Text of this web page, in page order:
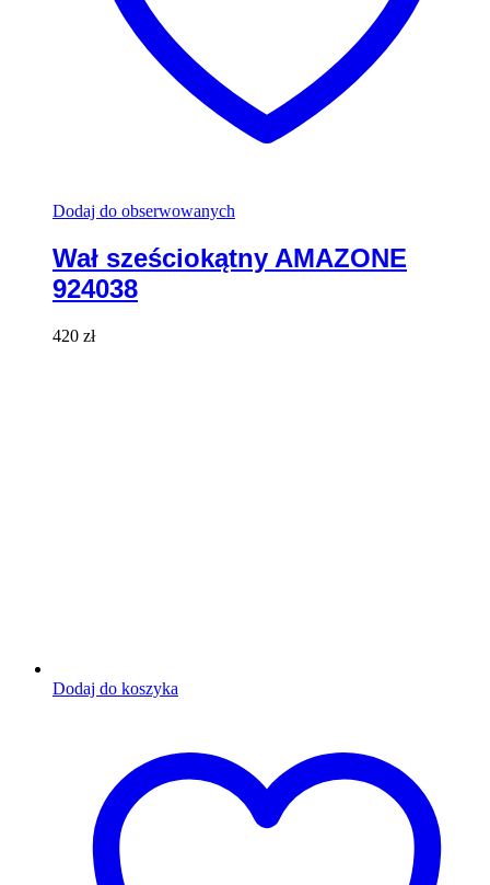
Dodaj do obserwowanych
Wał sześciokątny AMAZONE
924038
420 zł
Dodaj do koszyka